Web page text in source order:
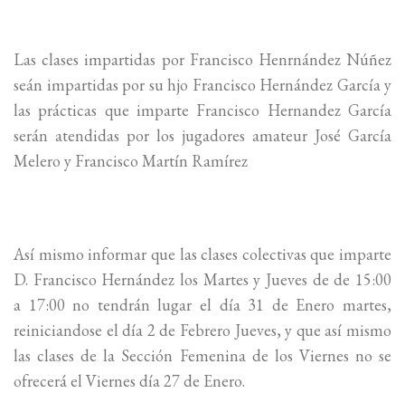
Las clases impartidas por Francisco Henrnández Núñez
seán impartidas por su hjo Francisco Hernández García y
las prácticas que imparte Francisco Hernandez García
serán atendidas por los jugadores amateur José García
Melero y Francisco Martín Ramírez
Así mismo informar que las clases colectivas que imparte
D. Francisco Hernández los Martes y Jueves de de 15:00
a 17:00 no tendrán lugar el día 31 de Enero martes,
reiniciandose el día 2 de Febrero Jueves, y que así mismo
las clases de la Sección Femenina de los Viernes no se
ofrecerá el Viernes día 27 de Enero.